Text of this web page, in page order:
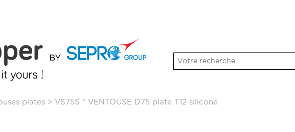
plates > VS75S * VENTOUSE D75 plate T12 silicone